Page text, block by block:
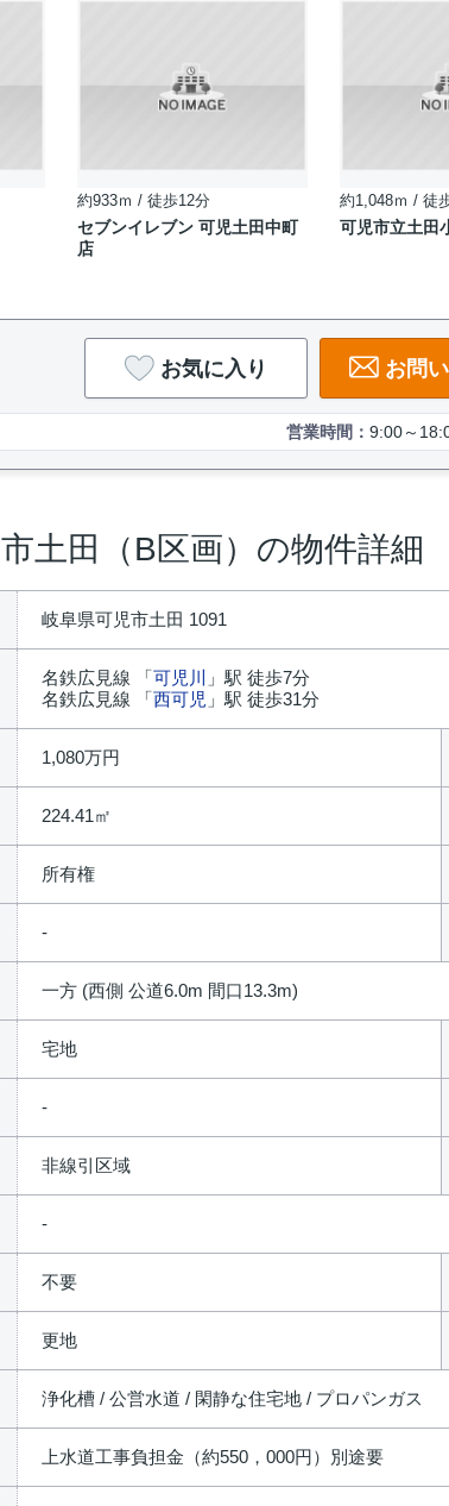
約933ｍ / 徒歩12分
セブンイレブン 可児土田中町
店
約1,048ｍ / 徒
可児市立土田
お気に入り お問
営業時間： 9:00～
土田（B区画）の物件詳細
岐阜県可児市土田 1091
名鉄広見線 「可児川
」駅 徒歩7分
名鉄広見線 「西可児 」駅 徒歩31分
1,080万円
224.41㎡
所有権
一方 (西側 公道6.0m 間口13.3m)
宅地
非線引区域
不要
更地
浄化槽 / 公営水道 / 閑静な住宅地 / プロパンガス
上水道工事負担金（約550，000円）別途要